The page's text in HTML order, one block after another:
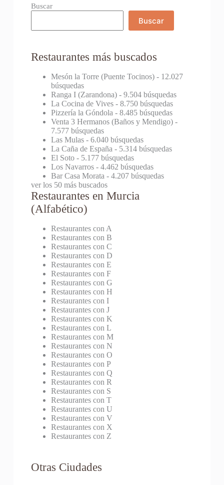
Buscar
Buscar
Restaurantes más buscados
Mesón la Torre (Puente Tocinos)- 12.027
búsquedas
Ranga I (Zarandona)- 9.504 búsquedas
La Cocina de Vives- 8.750 búsquedas
Pizzería la Góndola - 8.485 búsquedas
Venta 3 Hermanos (Baños y Mendigo)-
7.577 búsquedas
Las Mulas- 6.040 búsquedas
La Caña de España - 5.314 búsquedas
El Soto- 5.177 búsquedas
Los Navarros- 4.462 búsquedas
Bar Casa Morata - 4.207 búsquedas
ver los 50 más buscados
Restaurantes en Murcia
(Alfabético)
Restaurantes con A
Restaurantes con B
Restaurantes con C
Restaurantes con D
Restaurantes con E
Restaurantes con F
Restaurantes con G
Restaurantes con H
Restaurantes con I
Restaurantes con J
Restaurantes con K
Restaurantes con L
Restaurantes con M
Restaurantes con N
Restaurantes con O
Restaurantes con P
Restaurantes con Q
Restaurantes con R
Restaurantes con S
Restaurantes con T
Restaurantes con U
Restaurantes con V
Restaurantes con X
Restaurantes con Z
Otras Ciudades